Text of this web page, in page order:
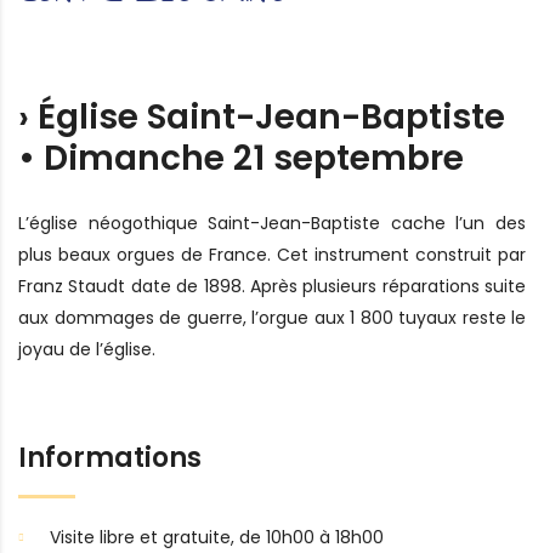
› Église Saint-Jean-Baptiste
• Dimanche 21 septembre
L’église néogothique Saint-Jean-Baptiste cache l’un des
plus beaux orgues de France. Cet instrument construit par
Franz Staudt date de 1898. Après plusieurs réparations suite
aux dommages de guerre, l’orgue aux 1 800 tuyaux reste le
joyau de l’église.
Informations
Visite libre et gratuite, de 10h00 à 18h00